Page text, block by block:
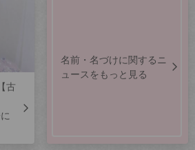
古
名前・名づけに関するニ
ュースをもっと見る